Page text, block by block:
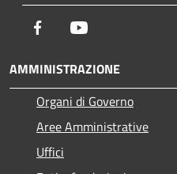
Facebook
AMMINISTRAZIONE
Organi di Governo
Aree Amministrative
Uffici